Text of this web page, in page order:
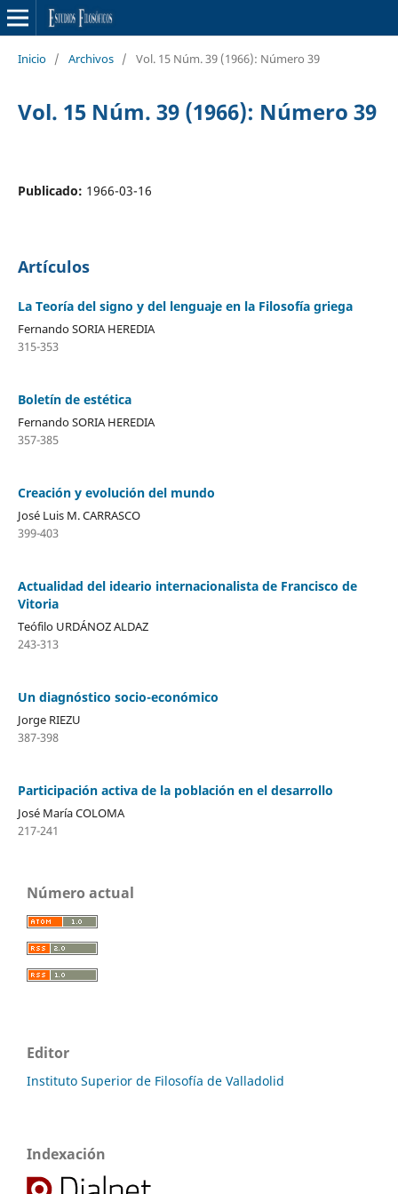
Inicio / Archivos / Vol. 15 Núm. 39 (1966): Número 39
Vol. 15 Núm. 39 (1966): Número 39
Publicado: 1966-03-16
Artículos
La Teoría del signo y del lenguaje en la Filosofía griega
Fernando SORIA HEREDIA
315-353
Boletín de estética
Fernando SORIA HEREDIA
357-385
Creación y evolución del mundo
José Luis M. CARRASCO
399-403
Actualidad del ideario internacionalista de Francisco de
Vitoria
Teófilo URDÁNOZ ALDAZ
243-313
Un diagnóstico socio-económico
Jorge RIEZU
387-398
Participación activa de la población en el desarrollo
José María COLOMA
217-241
Número actual
Editor
Instituto Superior de Filosofía de Valladolid
Indexación